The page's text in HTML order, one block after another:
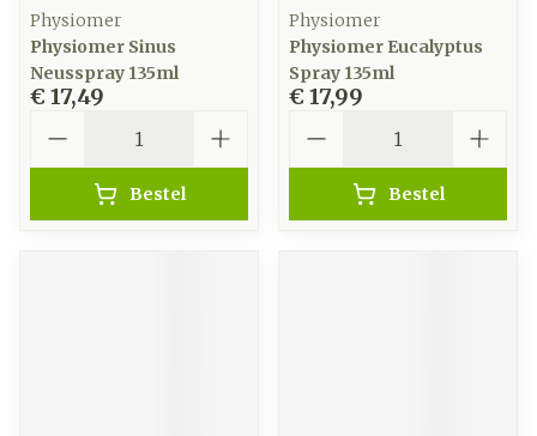
Physiomer
Physiomer Sinus
Neusspray 135ml
€ 17,49
Bestel
Physiomer
Physiomer Eucalyptus
Spray 135ml
€ 17,99
Bestel